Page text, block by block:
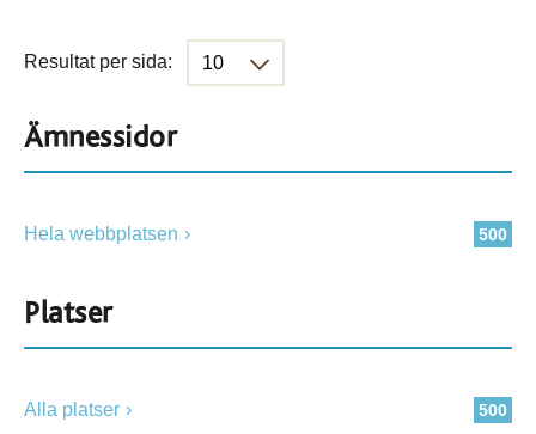
Resultat per sida:
Ämnessidor
500
Hela webbplatsen
Platser
500
Alla platser